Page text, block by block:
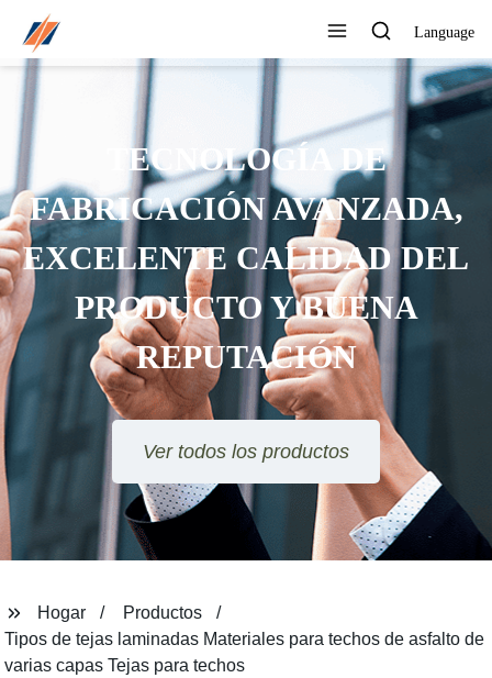
Language
PUEDE PERSONALIZAR
DIFERENTES DISEÑOS Y
ESTILOS
Ver todos los productos
Hogar
Productos
Tipos de tejas laminadas Materiales para techos de asfalto de
varias capas Tejas para techos